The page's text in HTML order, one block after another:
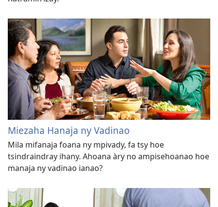
Miezaha Hanaja ny Vadinao
Mila mifanaja foana ny mpivady, fa tsy hoe
tsindraindray ihany. Ahoana àry no ampisehoanao hoe
manaja ny vadinao ianao?